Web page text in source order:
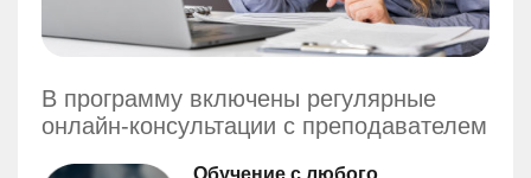
В программу включены регулярные
онлайн-консультации с преподавателем
Обучение с любого